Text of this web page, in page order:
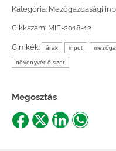
Kategória: Mezőgazdasági
Cikkszám: MIF-2018-12
Címkék: árak input
növényvédő szer
Megosztás
ShareShareShareShare